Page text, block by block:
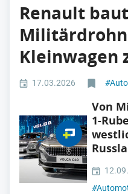
Renault
Kleinwagen
17.03.2026 #
Von
1-
#